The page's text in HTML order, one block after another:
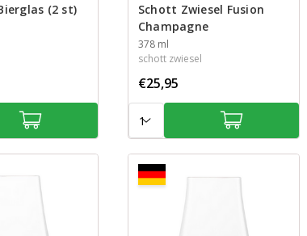
(2 st)
Schott Zwiesel Fusion
Champagne
Inhoud
378 ml
schott zwiesel
€25,95